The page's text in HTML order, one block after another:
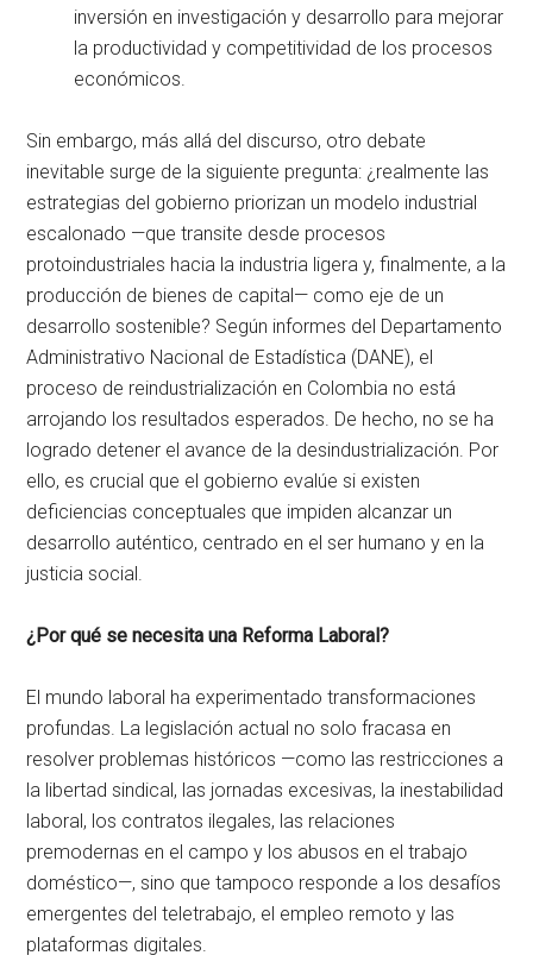
inversión en investigación y desarrollo para mejorar
la productividad y competitividad de los procesos
económicos.
Sin embargo, más allá del discurso, otro debate
inevitable surge de la siguiente pregunta: ¿realmente las
estrategias del gobierno priorizan un modelo industrial
escalonado —que transite desde procesos
protoindustriales hacia la industria ligera y, finalmente, a la
producción de bienes de capital— como eje de un
desarrollo sostenible? Según informes del Departamento
Administrativo Nacional de Estadística (DANE), el
proceso de reindustrialización en Colombia no está
arrojando los resultados esperados. De hecho, no se ha
logrado detener el avance de la desindustrialización. Por
ello, es crucial que el gobierno evalúe si existen
deficiencias conceptuales que impiden alcanzar un
desarrollo auténtico, centrado en el ser humano y en la
justicia social.
¿Por qué se necesita una Reforma Laboral?
El mundo laboral ha experimentado transformaciones
profundas. La legislación actual no solo fracasa en
resolver problemas históricos —como las restricciones a
la libertad sindical, las jornadas excesivas, la inestabilidad
laboral, los contratos ilegales, las relaciones
premodernas en el campo y los abusos en el trabajo
doméstico—, sino que tampoco responde a los desafíos
emergentes del teletrabajo, el empleo remoto y las
plataformas digitales.